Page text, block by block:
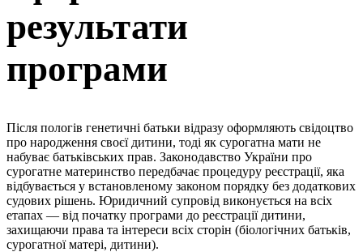
результати
програми
Після пологів генетичні батьки відразу оформляють свідоцтво
про народження своєї дитини, тоді як сурогатна мати не
набуває батьківських прав. Законодавство України про
сурогатне материнство передбачає процедуру реєстрації, яка
відбувається у встановленому законом порядку без додаткових
судових рішень. Юридичний супровід виконується на всіх
етапах — від початку програми до реєстрації дитини,
захищаючи права та інтереси всіх сторін (біологічних батьків,
сурогатної матері, дитини).